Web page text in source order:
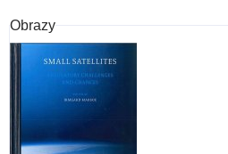
Obrazy